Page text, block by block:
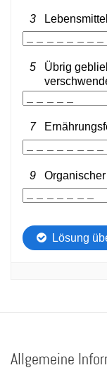
Allgemeine